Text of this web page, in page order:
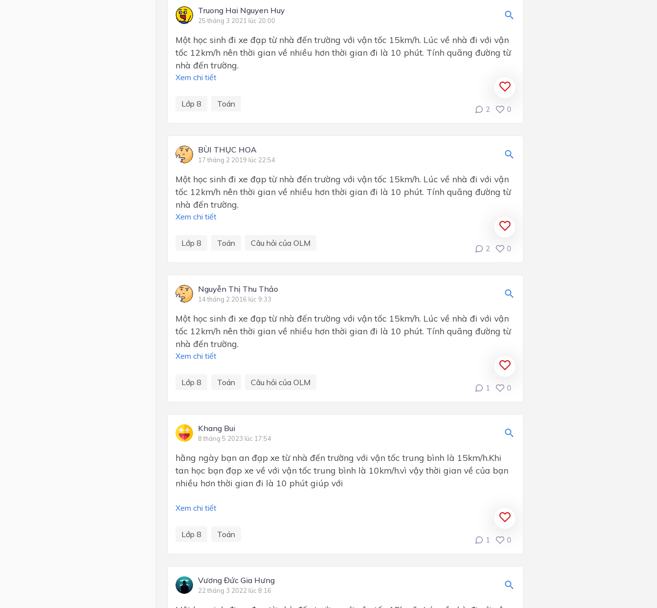
Truong Hai Nguyen Huy
25 tháng 3 2021 lúc 20:00
Một học sinh đi xe đạp từ nhà đến trường với vận tốc 15km/h. Lúc về nhà đi với vận
tốc 12km/h nên thời gian về nhiều hơn thời gian đi là 10 phút. Tính quãng đường từ
nhà đến trường.
Xem chi tiết
Lớp 8 Toán
2 0
BÙI THỤC HOA
17 tháng 2 2019 lúc 22:54
Một học sinh đi xe đạp từ nhà đến trường với vận tốc 15km/h. Lúc về nhà đi với vận
tốc 12km/h nên thời gian về nhiều hơn thời gian đi là 10 phút. Tính quãng đường từ
nhà đến trường.
Xem chi tiết
Lớp 8 Toán Câu hỏi của OLM
2 0
Nguyễn Thị Thu Thảo
14 tháng 2 2016 lúc 9:33
Một học sinh đi xe đạp từ nhà đến trường với vận tốc 15km/h. Lúc về nhà đi với vận
tốc 12km/h nên thời gian về nhiều hơn thời gian đi là 10 phút. Tính quãng đường từ
nhà đến trường.
Xem chi tiết
Lớp 8 Toán Câu hỏi của OLM
1 0
Khang Bui
8 tháng 5 2023 lúc 17:54
hằng ngày bạn an đạp xe từ nhà đến trường với vận tốc trung bình là 15km/h.Khi
tan học bạn đạp xe về với vận tốc trung bình là 10km/h.vì vậy thời gian về của bạn
nhiều hơn thời gian đi là 10 phút giúp với
Xem chi tiết
Lớp 8 Toán
1 0
Vương Đức Gia Hưng
22 tháng 3 2022 lúc 8:16